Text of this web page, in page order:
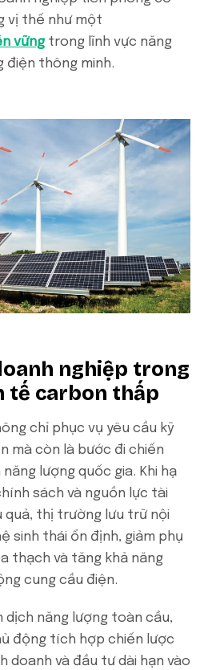
vị thế như một
vững trong lĩnh vực năng
điện thông minh.
nghiệp trong
tế carbon thấp
chỉ phục vụ yêu cầu kỹ
mà còn là bước đi chiến
lượng quốc gia. Khi hạ
sách và nguồn lực tài
quả, thị trường lưu trữ nội
sinh thái ổn định, giảm phụ
thạch và tăng khả năng
cung cầu điện.
năng lượng toàn cầu,
động tích hợp chiến lược
doanh và đầu tư dài hạn vào